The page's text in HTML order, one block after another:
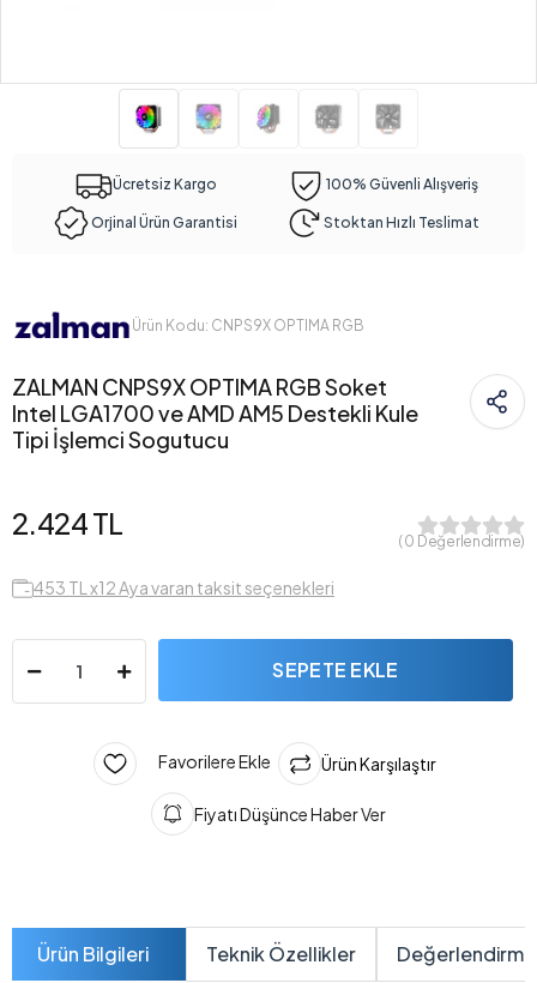
Ücretsiz Kargo 100% Güvenli Alışveriş
Orjinal Ürün Garantisi Stoktan Hızlı Teslimat
Ürün Kodu: CNPS9X OPTIMA RGB
ZALMAN CNPS9X OPTIMA RGB Soket
Intel LGA1700 ve AMD AM5 Destekli Kule
Tipi İşlemci Sogutucu
2.424 TL
( 0 Değerlendirme)
453 TL x12 Aya varan taksit seçenekleri
SEPETE EKLE
Favorilere Ekle Ürün Karşılaştır
Fiyatı Düşünce Haber Ver
Ürün Bilgileri Teknik Özellikler